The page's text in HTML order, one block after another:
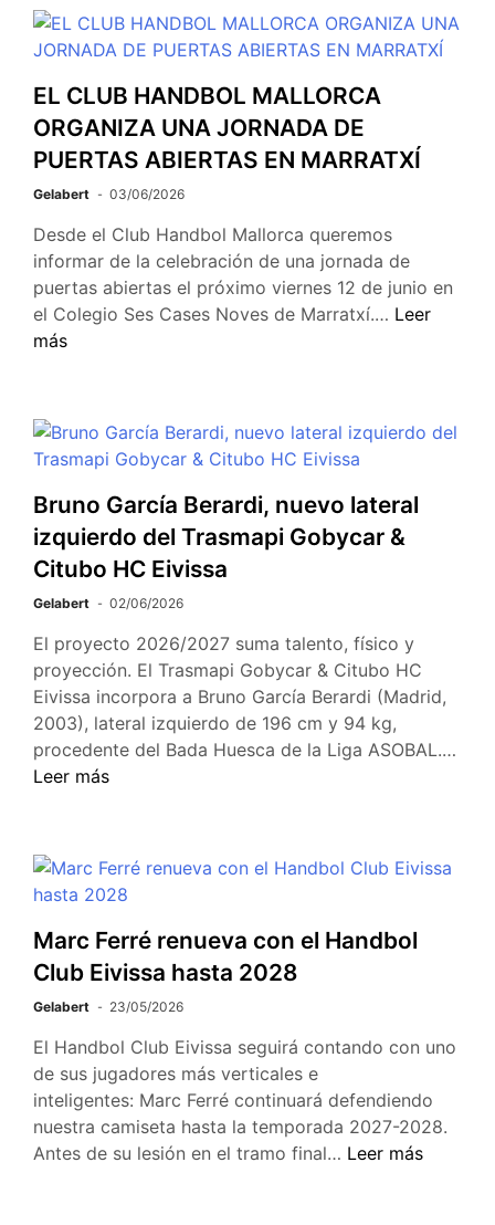
EL CLUB HANDBOL MALLORCA
ORGANIZA UNA JORNADA DE
PUERTAS ABIERTAS EN MARRATXÍ
Gelabert 03/06/2026
Desde el Club Handbol Mallorca queremos
informar de la celebración de una jornada de
puertas abiertas el próximo viernes 12 de junio en
el Colegio Ses Cases Noves de Marratxí.… Leer
más
Bruno García Berardi, nuevo lateral
izquierdo del Trasmapi Gobycar &
Citubo HC Eivissa
Gelabert 02/06/2026
El proyecto 2026/2027 suma talento, físico y
proyección. El Trasmapi Gobycar & Citubo HC
Eivissa incorpora a Bruno García Berardi (Madrid,
2003), lateral izquierdo de 196 cm y 94 kg,
procedente del Bada Huesca de la Liga ASOBAL.…
Leer más
Marc Ferré renueva con el Handbol
Club Eivissa hasta 2028
Gelabert 23/05/2026
El Handbol Club Eivissa seguirá contando con uno
de sus jugadores más verticales e
inteligentes: Marc Ferré continuará defendiendo
nuestra camiseta hasta la temporada 2027-2028.
Antes de su lesión en el tramo final… Leer más